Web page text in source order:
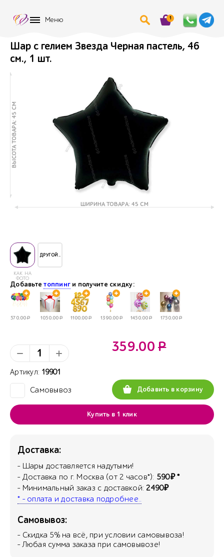
Меню 1
Шар с гелием Звезда Черная пастель, 46
см., 1 шт.
ВЫСОТА ТОВАРА: 45 СМ
ШИРИНА ТОВАРА: 45 СМ
КАК НА
ФОТО
ДРУГОЙ..
Добавьтетоппинг и получите скидку:
570.00Р 1050.00Р 1100.00Р 1390.00Р 1450.00Р 1750.00Р
Артикул: 19901
Самовывоз
359.00 Р
Добавить в корзину
Купить в 1 клик
Доставка:
- Шары доставляется надутыми!
- Доставка по г. Москва (от 2 часов*): 590₽ *
- Минимальный заказ с доставкой:2490₽
* - оплата и доставка подробнее..
Самовывоз:
- Скидка 5% на всё, при условии самовывоза!
- Любая сумма заказа при самовывозе!